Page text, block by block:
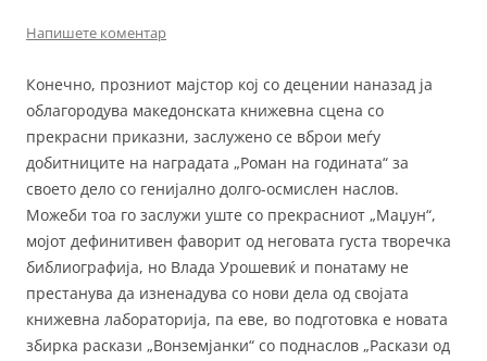
Напишете коментар
Конечно, прозниот мајстор кој со децении наназад ja
облагородува македонската книжевна сцена со
прекрасни приказни, заслужено се вброи меѓу
добитниците на наградата „Роман на годината“ за
своето дело со генијално долго-осмислен наслов.
Можеби тоа го заслужи уште со прекрасниот „Маџун“,
мојот дефинитивен фаворит од неговата густа творечка
библиографија, но Влада Урошевиќ и понатаму не
престанува да изненадува со нови дела од својата
книжевна лабораторија, па еве, во подготовка е новата
збирка раскази „Вонземјанки“ со поднаслов „Раскази од